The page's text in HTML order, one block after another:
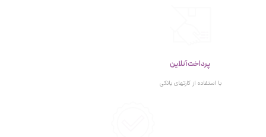
پرداخت آنلاین
با استفاده از کارتهای بانکی